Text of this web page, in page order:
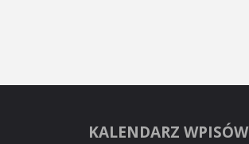
KALENDARZ WPISÓW